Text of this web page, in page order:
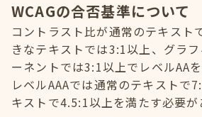
WCAGの合否基準について
コントラスト比が通常のテキスト
きなテキストでは3:1以上、グラ
ーネントでは3:1以上でレベルAAを
レベルAAAでは通常のテキストで
キストで4.5:1以上を満たす必要が